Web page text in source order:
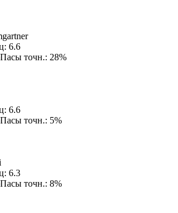
6.6
Пасы точн.: 28%
6.6
Пасы точн.: 5%
6.3
Пасы точн.: 8%